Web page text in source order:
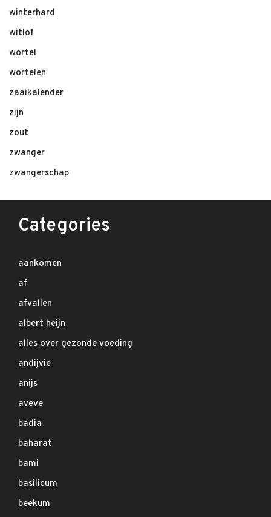
winterhard
witlof
wortel
wortelen
zaaikalender
zijn
zout
zwanger
zwangerschap
Categories
aankomen
af
afvallen
albert heijn
alles over gezonde voeding
andijvie
anijs
aveve
badia
baharat
bami
basilicum
beekum